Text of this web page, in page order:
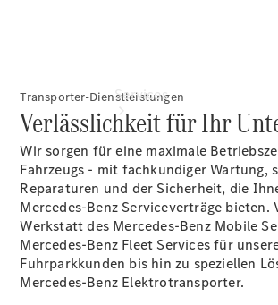
Services
Übersicht
Finanzdienste
Reifen &
Kompletträder
Transporter-Dienstleistungen
Verlässlichkeit für Ihr
Wir sorgen für eine maximale
Fahrzeugs - mit fachkundiger Wartung,
Reparaturen und der Sicherheit, die
Mercedes-Benz Serviceverträge bieten.
Werkstatt des Mercedes-Benz Mobile
Mercedes-Benz Fleet Services für
Fuhrparkkunden bis hin zu speziellen
Mercedes-Benz Elektrotransporter.